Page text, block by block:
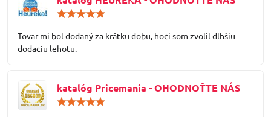
5
Tovar mi bol dodaný za krátku dobu, hoci som zvolil dlhšiu
dodaciu lehotu.
katalóg Pricemania - OHODNOŤTE NÁS